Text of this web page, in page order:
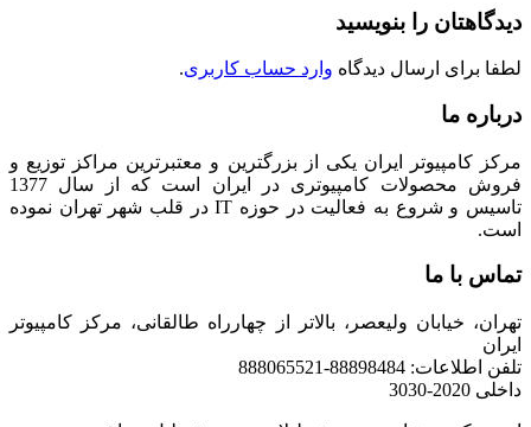
دیدگاهتان را بنویسید
لطفا برای ارسال دیدگاه وارد حساب کاربری.
درباره ما
مرکز کامپیوتر ایران یکی از بزرگترین و معتبرترین مراکز توزیع و
فروش محصولات کامپیوتری در ایران است که از سال 1377
تاسیس و شروع به فعالیت در حوزه IT در قلب شهر تهران نموده
است.
تماس با ما
تهران، خیابان ولیعصر، بالاتر از چهارراه طالقانی، مرکز کامپیوتر
ایران
تلفن اطلاعات: 88898484-888065521
داخلی 2020-3030